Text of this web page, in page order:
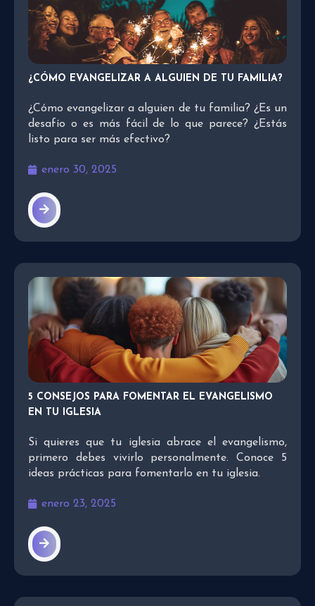
¿CÓMO EVANGELIZAR A ALGUIEN DE TU FAMILIA?
¿Cómo evangelizar a alguien de tu familia? ¿Es un
desafío o es más fácil de lo que parece? ¿Estás
listo para ser más efectivo?
enero 30, 2025
5 CONSEJOS PARA FOMENTAR EL EVANGELISMO
EN TU IGLESIA
Si quieres que tu iglesia abrace el evangelismo,
primero debes vivirlo personalmente. Conoce 5
ideas prácticas para fomentarlo en tu iglesia.
enero 23, 2025